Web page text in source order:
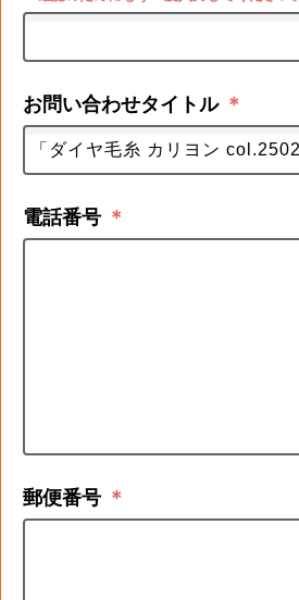
お問い合わせタイトル ＊
電話番号 ＊
郵便番号 ＊